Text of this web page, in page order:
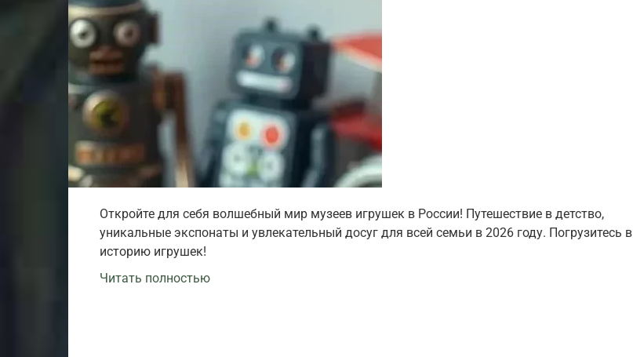
Откройте для себя волшебный мир музеев игрушек в России! Путешествие в детство,
уникальные экспонаты и увлекательный досуг для всей семьи в 2026 году. Погрузитесь в
историю игрушек!
Читать полностью